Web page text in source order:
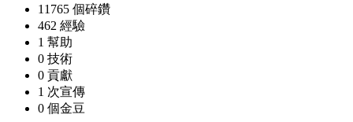
11765 個碎鑽
462 經驗
1 幫助
0 技術
0 貢獻
1 次宣傳
0 個金豆